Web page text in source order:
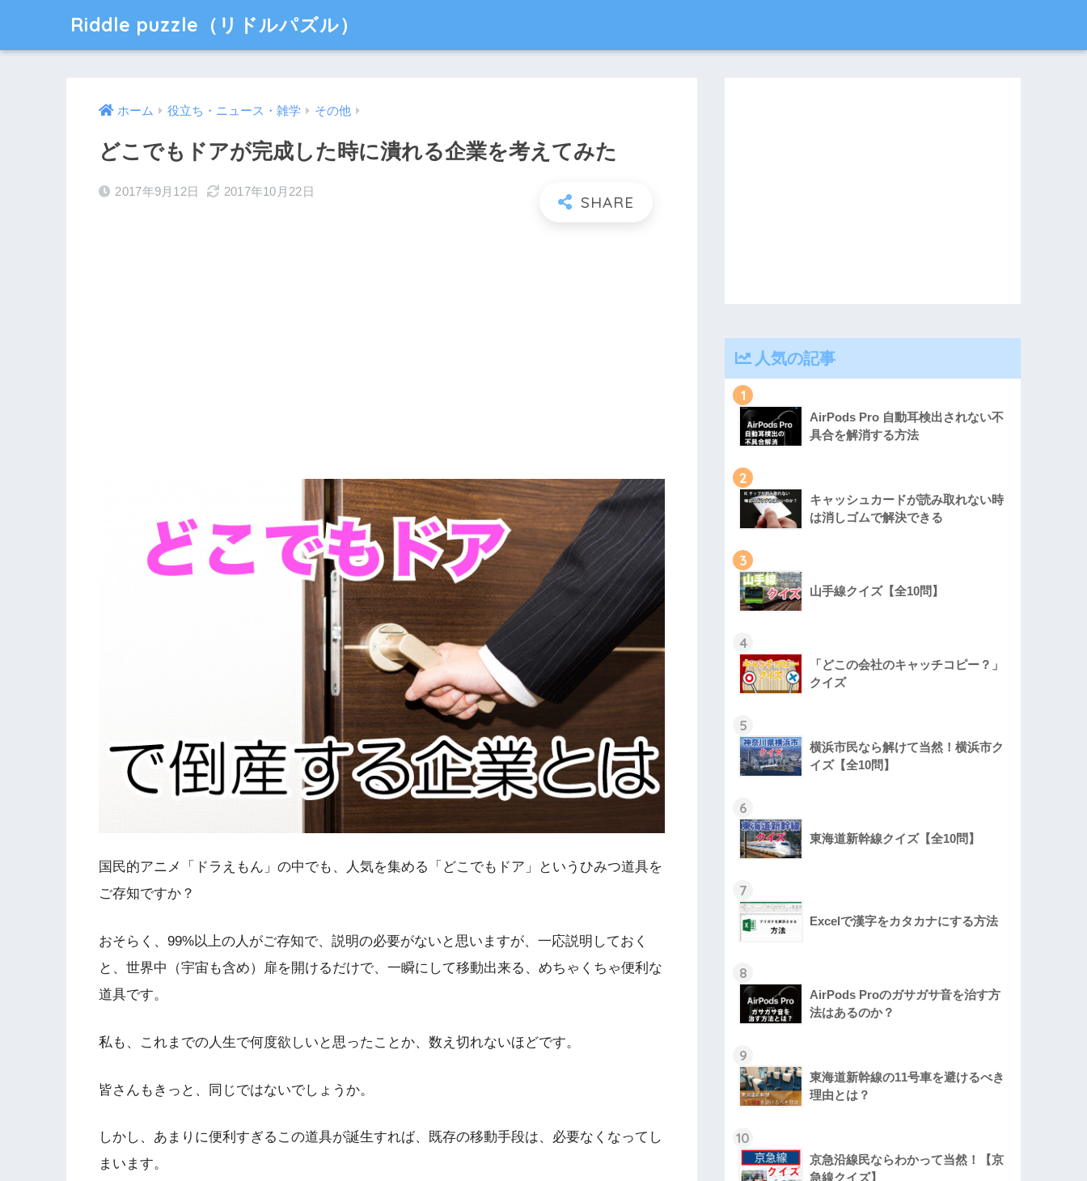
Riddle puzzle（リドルパズル）
ホーム 役立ち・ニュース・雑学 その他
どこでもドアが完成した時に潰れる企業を考えてみた
2017年9月12日 2017年10月22日
国民的アニメ「ドラえもん」の中でも、人気を集める「どこでもドア」というひみつ道具を
ご存知ですか？
おそらく、99%以上の人がご存知で、説明の必要がないと思いますが、一応説明しておく
と、世界中（宇宙も含め）扉を開けるだけで、一瞬にして移動出来る、めちゃくちゃ便利な
道具です。
私も、これまでの人生で何度欲しいと思ったことか、数え切れないほどです。
皆さんもきっと、同じではないでしょうか。
しかし、あまりに便利すぎるこの道具が誕生すれば、既存の移動手段は、必要なくなってし
まいます。
人気の記事
1
AirPods Pro 自動耳検出されない不
具合を解消する方法
2
キャッシュカードが読み取れない時
は消しゴムで解決できる
3
山手線クイズ【全10問】
4
「どこの会社のキャッチコピー？」
クイズ
5
横浜市民なら解けて当然！横浜市ク
イズ【全10問】
6
東海道新幹線クイズ【全10問】
7
Excelで漢字をカタカナにする方法
8
AirPods Proのガサガサ音を治す方
法はあるのか？
9
東海道新幹線の11号車を避けるべき
理由とは？
10
京急沿線民ならわかって当然！【京
急線クイズ】